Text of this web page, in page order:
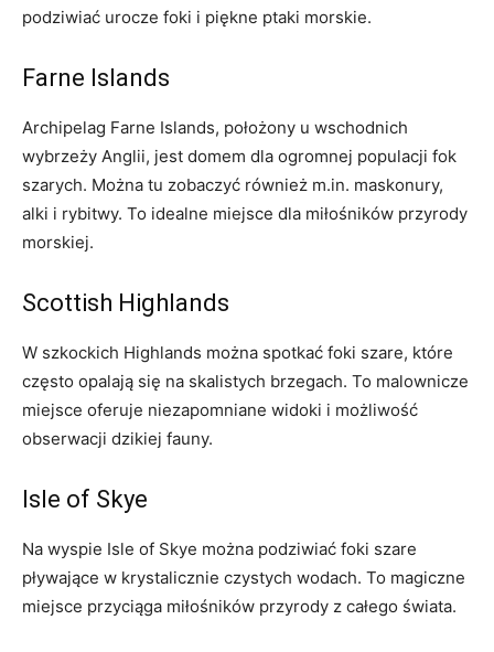
podziwiać urocze foki​ i piękne ptaki‍ morskie.
Farne Islands
Archipelag Farne​ Islands, położony​ u wschodnich
wybrzeży Anglii, jest domem dla ogromnej populacji fok
szarych. Można​ tu zobaczyć również m.in. maskonury,
‍alki i rybitwy. To idealne ​miejsce dla miłośników ⁣przyrody
morskiej.
Scottish Highlands
W szkockich Highlands można spotkać foki szare, które
często opalają ‍się‌ na skalistych brzegach. To malownicze
miejsce oferuje⁣ niezapomniane widoki i możliwość
obserwacji dzikiej fauny.
Isle of ⁤Skye
Na wyspie ⁢Isle of Skye można podziwiać foki szare
pływające w krystalicznie czystych ⁣wodach. To magiczne
miejsce przyciąga miłośników przyrody z ‌całego świata.